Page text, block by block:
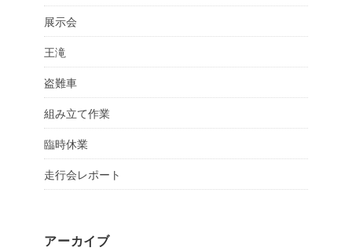
展示会
王滝
盗難車
組み立て作業
臨時休業
走行会レポート
アーカイブ